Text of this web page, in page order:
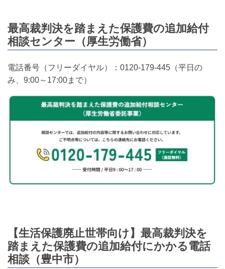
最高裁判決を踏まえた保護費の追加給付
相談センター（厚生労働省）
電話番号（フリーダイヤル）：0120-179-445（平日の
み、9:00～17:00まで）
【生活保護廃止世帯向け】最高裁判決を
踏まえた保護費の追加給付にかかる電話
相談（豊中市）